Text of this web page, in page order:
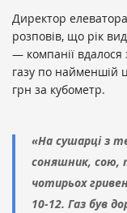
Директор
розповів, що рік
— компанії вдалося
газу по найменшій
грн за кубометр.
«На сушарці з
соняшник, сою,
чотирьох
10-12. Газ був